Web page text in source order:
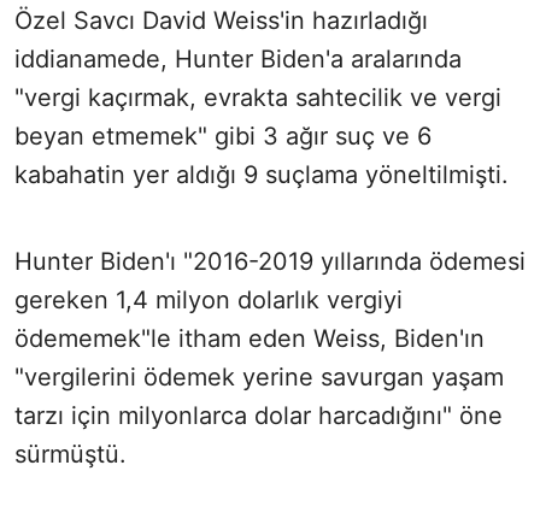
Özel Savcı David Weiss'in hazırladığı
iddianamede, Hunter Biden'a aralarında
"vergi kaçırmak, evrakta sahtecilik ve vergi
beyan etmemek" gibi 3 ağır suç ve 6
kabahatin yer aldığı 9 suçlama yöneltilmişti.
Hunter Biden'ı "2016-2019 yıllarında ödemesi
gereken 1,4 milyon dolarlık vergiyi
ödememek"le itham eden Weiss, Biden'ın
"vergilerini ödemek yerine savurgan yaşam
tarzı için milyonlarca dolar harcadığını" öne
sürmüştü.